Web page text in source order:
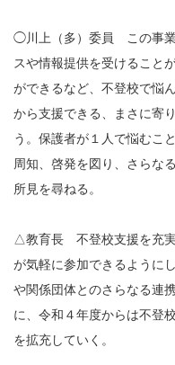
◯川上（多）委員 この事業
スや情報提供を受けること
ができるなど、不登校で悩
から支援できる、まさに寄
う。保護者が１人で悩むこ
周知、啓発を図り、さらな
所見を尋ねる。
△教育長 不登校支援を充実
が気軽に参加できるように
や関係団体とのさらなる連
に、令和４年度からは不登
を拡充していく。